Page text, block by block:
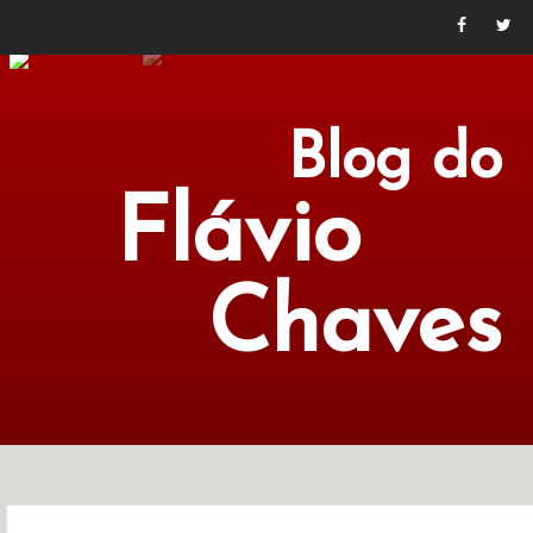
Blog do
Flávio
Chaves